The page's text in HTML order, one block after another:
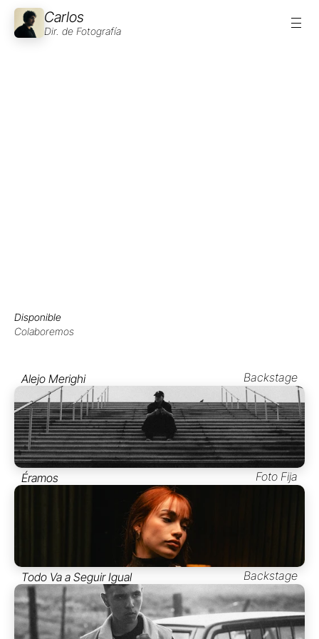
Carlos
Dir. de Fotografía
Disponible
Colaboremos
Alejo Merighi Backstage
Éramos Foto Fija
Todo Va a Seguir Igual Backstage